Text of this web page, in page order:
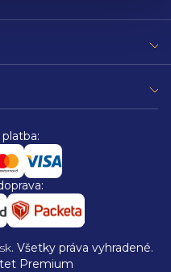
Premium
. Všetky práva vyhradené.